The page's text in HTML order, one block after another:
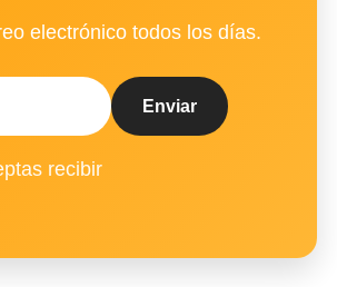
electrónico todos los días.
recibir